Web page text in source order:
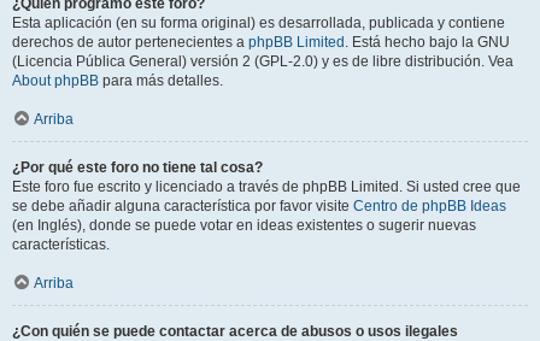
¿Quién programó este foro?
Esta aplicación (en su forma original) es desarrollada, publicada y contiene
derechos de autor pertenecientes a phpBB Limited . Está hecho bajo la GNU
(Licencia Pública General) versión 2 (GPL-2.0) y es de libre distribución. Vea
About phpBB para más detalles.
Arriba
¿Por qué este foro no tiene tal cosa?
Este foro fue escrito y licenciado a través de phpBB Limited. Si usted cree que
se debe añadir alguna característica por favor visite Centro de phpBB Ideas
(en Inglés), donde se puede votar en ideas existentes o sugerir nuevas
características.
Arriba
¿Con quién se puede contactar acerca de abusos o usos ilegales